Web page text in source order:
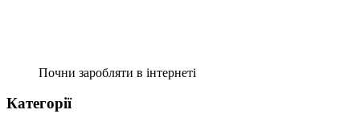
Почни заробляти в інтернеті
Категорії